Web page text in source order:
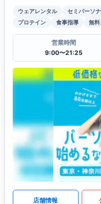
ウェアレンタル セミパーソ
プロテイン
食事指導 無
営業時間
9:00〜21:25
店舗情報